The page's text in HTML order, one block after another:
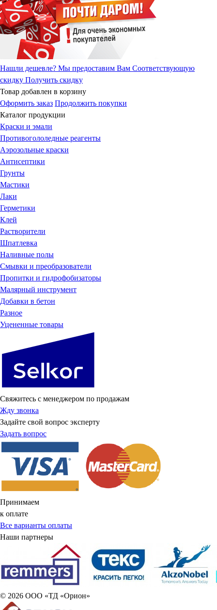
Нашли дешевле? Мы предоставим Вам Соответствующую
скидку Получить скидку
Товар добавлен в корзину
Оформить заказ Продолжить покупки
Каталог продукции
Краски и эмали
Противогололедные реагенты
Аэрозольные краски
Антисептики
Грунты
Мастики
Лаки
Герметики
Клей
Растворители
Шпатлевка
Наливные полы
Смывки и преобразователи
Пропитки и гидрофобизаторы
Малярный инструмент
Добавки в бетон
Разное
Уцененные товары
Свяжитесь с менеджером по продажам
Жду звонка
Задайте свой вопрос эксперту
Задать вопрос
Принимаем
к оплате
Все варианты оплаты
Наши партнеры
© 2026 ООО «ТД «Орион»